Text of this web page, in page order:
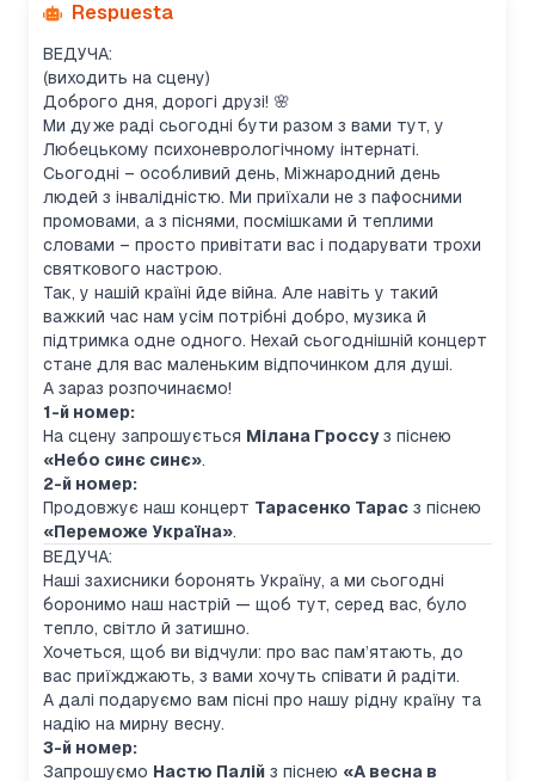
Respuesta
ВЕДУЧА:
(виходить на сцену)
Доброго дня, дорогі друзі! 🌸
Ми дуже раді сьогодні бути разом з вами тут, у
Любецькому психоневрологічному інтернаті.
Сьогодні – особливий день, Міжнародний день
людей з інвалідністю. Ми приїхали не з пафосними
промовами, а з піснями, посмішками й теплими
словами – просто привітати вас і подарувати трохи
святкового настрою.
Так, у нашій країні йде війна. Але навіть у такий
важкий час нам усім потрібні добро, музика й
підтримка одне одного. Нехай сьогоднішній концерт
стане для вас маленьким відпочинком для душі.
А зараз розпочинаємо!
1-й номер:
На сцену запрошується Мілана Гроссуз піснею
«Небо синє синє».
2-й номер:
Продовжує наш концерт Тарасенко Тарас з піснею
«Переможе Україна».
ВЕДУЧА:
Наші захисники боронять Україну, а ми сьогодні
боронимо наш настрій — щоб тут, серед вас, було
тепло, світло й затишно.
Хочеться, щоб ви відчули: про вас пам’ятають, до
вас приїжджають, з вами хочуть співати й радіти.
А далі подаруємо вам пісні про нашу рідну країну та
надію на мирну весну.
3-й номер:
Запрошуємо Настю Палій з піснею «А весна в